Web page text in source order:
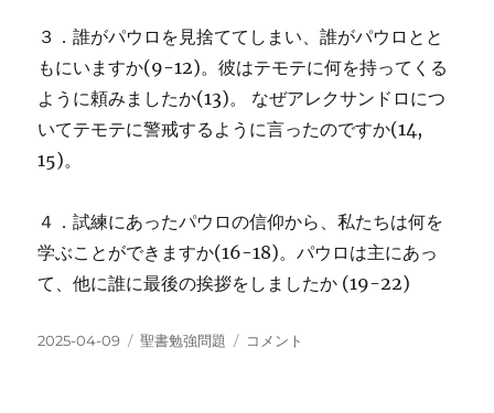
３．誰がパウロを見捨ててしまい、誰がパウロとと
もにいますか(9-12)。彼はテモテに何を持ってくる
ように頼みましたか(13)。 なぜアレクサンドロにつ
いてテモテに警戒するように言ったのですか(14,
15)。
４．試練にあったパウロの信仰から、私たちは何を
学ぶことができますか(16-18)。パウロは主にあっ
て、他に誰に最後の挨拶をしましたか (19-22)
投
2025-04-09
カ
聖書勉強問題
20250112_2025
コメント